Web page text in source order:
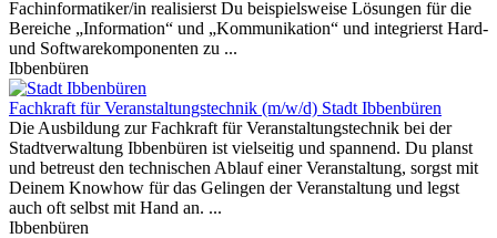
Fachinformatiker/in realisierst Du beispielsweise Lösungen für die
Bereiche „Information“ und „Kommunikation“ und integrierst Hard-
und Softwarekomponenten zu ...
Ibbenbüren
Fachkraft für Veranstaltungstechnik (m/w/d) Stadt Ibbenbüren
Die Ausbildung zur Fachkraft für Veranstaltungstechnik bei der
Stadtverwaltung Ibbenbüren ist vielseitig und spannend. Du planst
und betreust den technischen Ablauf einer Veranstaltung, sorgst mit
Deinem Knowhow für das Gelingen der Veranstaltung und legst
auch oft selbst mit Hand an. ...
Ibbenbüren